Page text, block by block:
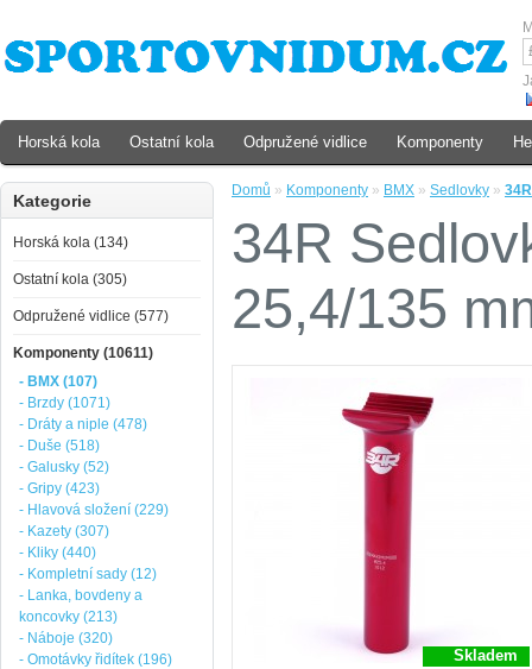
Domů » Komponenty » BMX » Sedlovky »
34R
25,4/135
Skladem
Kategorie
Horská kola (134)
Ostatní kola (305)
Odpružené vidlice (577)
Komponenty (10611)
- BMX (107)
- Brzdy (1071)
- Dráty a niple (478)
- Duše (518)
- Galusky (52)
- Gripy (423)
- Hlavová složení (229)
- Kazety (307)
- Kliky (440)
- Kompletní sady (12)
- Lanka, bovdeny a
koncovky (213)
- Náboje (320)
- Omotávky řidítek (196)
Horská kola Ostatní kola Odpružené vidlice Komponenty